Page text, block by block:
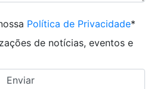
Política de Privacidade*
de notícias, eventos e